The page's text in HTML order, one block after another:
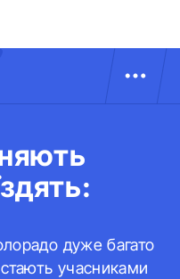
дуже багато
учасниками